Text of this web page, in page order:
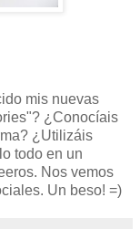
mis nuevas
¿Conocíais
¿Utilizáis
todo en un
Nos vemos
Un beso! =)